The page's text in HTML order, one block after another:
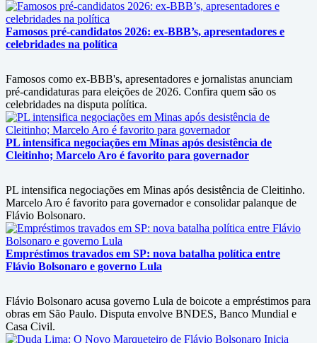
Famosos pré-candidatos 2026: ex-BBB’s, apresentadores e
celebridades na política
Famosos como ex-BBB's, apresentadores e jornalistas anunciam
pré-candidaturas para eleições de 2026. Confira quem são os
celebridades na disputa política.
PL intensifica negociações em Minas após desistência de
Cleitinho; Marcelo Aro é favorito para governador
PL intensifica negociações em Minas após desistência de Cleitinho.
Marcelo Aro é favorito para governador e consolidar palanque de
Flávio Bolsonaro.
Empréstimos travados em SP: nova batalha política entre
Flávio Bolsonaro e governo Lula
Flávio Bolsonaro acusa governo Lula de boicote a empréstimos para
obras em São Paulo. Disputa envolve BNDES, Banco Mundial e
Casa Civil.